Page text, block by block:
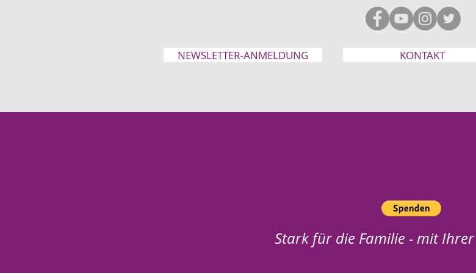
NEWSLETTER-ANMELDUNG KONTAKT
Stark für die Familie - mit